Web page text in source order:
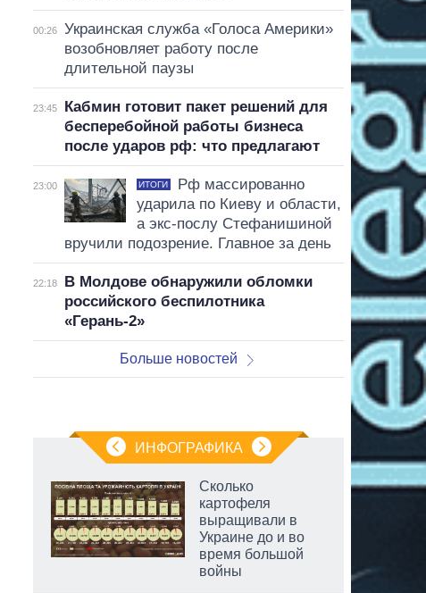
00:26
Украинская служба «Голоса Америки»
возобновляет работу после
длительной паузы
23:45
Кабмин готовит пакет решений для
бесперебойной работы бизнеса
после ударов рф: что предлагают
23:00 ИТОГИ
Рф массированно
ударила по Киеву и области,
а экс-послу Стефанишиной
вручили подозрение. Главное за день
22:18
В Молдове обнаружили обломки
российского беспилотника
«Герань-2»
Больше новостей
ИНФОГРАФИКА
Сколько
картофеля
выращивали в
Украине до и во
время большой
войны